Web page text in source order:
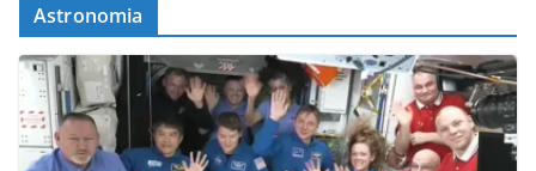
Astronomia